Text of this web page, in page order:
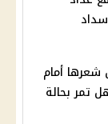
أمام
تمر بحالة